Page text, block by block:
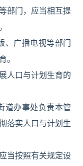
部门，应当相互提
、广播电视等部门
。
人口与计划生育的
道办事处负责本管
落实人口与计划生
当按照有关规定设